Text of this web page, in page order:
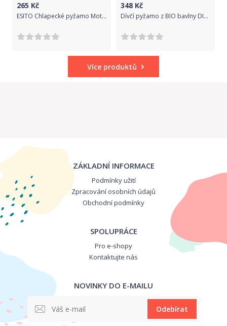
265 Kč
ESITO Chlapecké pyžamo Motorky vel. 92 - 110, Barva na modré, Velikost 86
348 Kč
Dívčí pyžamo z BIO bavlny DISNEY FROZEN FOREST bílé Velikost: 104
Více produktů
ZÁKLADNÍ INFORMACE
Podmínky užití
Zpracování osobních údajů
Obchodní podmínky
SPOLUPRÁCE
Pro e-shopy
Kontaktujte nás
NOVINKY DO E-MAILU
Odebírat